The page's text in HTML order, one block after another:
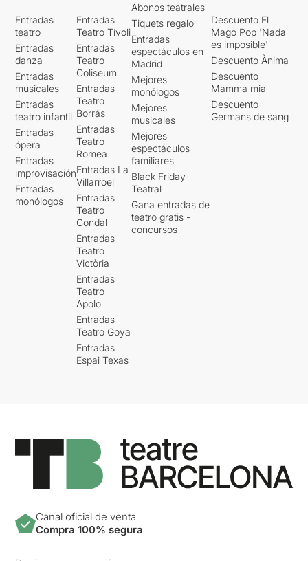
Entradas
teatro
Entradas
danza
Entradas
musicales
Entradas
teatro infantil
Entradas
ópera
Entradas
improvisación
Entradas
monólogos
Entradas
Teatro Tívoli
Entradas
Teatro
Coliseum
Entradas
Teatro
Borrás
Entradas
Teatro
Romea
Entradas La
Villarroel
Entradas
Teatro
Condal
Entradas
Teatro
Victòria
Entradas
Teatro
Apolo
Entradas
Teatro Goya
Entradas
Espai Texas
Abonos teatrales
Tiquets regalo
Entradas
espectáculos en
Madrid
Mejores
monólogos
Mejores
musicales
Mejores
espectáculos
familiares
Black Friday
Teatral
Gana entradas de
teatro gratis -
concursos
Descuento El
Mago Pop 'Nada
es imposible'
Descuento Ànima
Descuento
Mamma mia
Descuento
Germans de sang
Canal oficial de venta
Compra 100% segura